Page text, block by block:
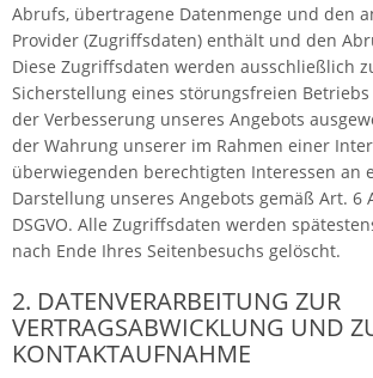
Abrufs, übertragene Datenmenge und den
Provider (Zugriffsdaten) enthält und den
Diese Zugriffsdaten werden ausschließlich
Sicherstellung eines störungsfreien Betriebs
der Verbesserung unseres Angebots
der Wahrung unserer im Rahmen einer
überwiegenden berechtigten Interessen an
Darstellung unseres Angebots gemäß Art. 6
DSGVO. Alle Zugriffsdaten werden
nach Ende Ihres Seitenbesuchs gelöscht.
2. DATENVERARBEITUNG ZUR
VERTRAGSABWICKLUNG UND
KONTAKTAUFNAHME